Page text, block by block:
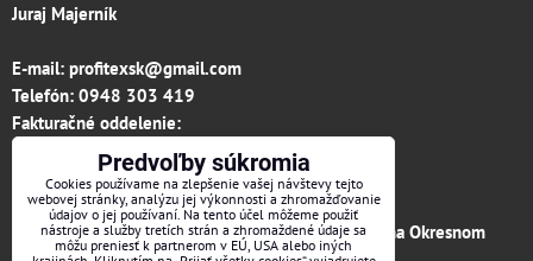
Juraj Majerník
E-mail: profitexsk@gmail.com
Telefón: 0948 303 419
Fakturačné oddelenie:
invoice.profitexsk@gmail.com
IČO: 36313157
IČ DPH: SK 2020182615
Firma je zapísaná v obchodnom registri vedenom na Okresnom
Predvoľby súkromia
Cookies používame na zlepšenie vašej návštevy tejto
webovej stránky, analýzu jej výkonnosti a zhromažďovanie
údajov o jej používaní. Na tento účel môžeme použiť
nástroje a služby tretích strán a zhromaždené údaje sa
môžu preniesť k partnerom v EÚ, USA alebo iných